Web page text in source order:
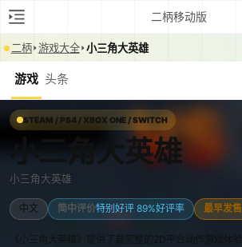
二柄移动版
二柄 游戏大全 小三角大英雄
游戏 头条
STEAM / PS4 / XBOX ONE / SWITCH
小三角大英雄
小三角大英雄
中文 简中评价特别好评 89%好评率 最早发
《小三角大英雄》提供了最完整的2D平台动作游戏体